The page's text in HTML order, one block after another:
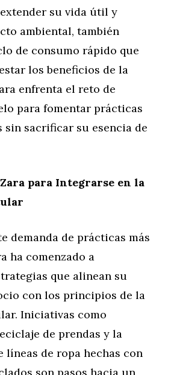
su vida útil y
ambiental, también
de consumo rápido que
los beneficios de la
enfrenta el reto de
para fomentar prácticas
sin sacrificar su esencia de
para Integrarse en la
demanda de prácticas más
ha comenzado a
que alinean su
con los principios de la
Iniciativas como
de prendas y la
de ropa hechas con